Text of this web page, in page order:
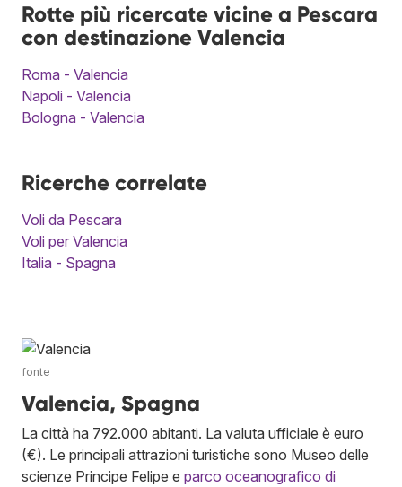
Rotte più ricercate vicine a Pescara
con destinazione Valencia
Roma - Valencia
Napoli - Valencia
Bologna - Valencia
Ricerche correlate
Voli da Pescara
Voli per Valencia
Italia - Spagna
fonte
Valencia, Spagna
La città ha 792.000 abitanti. La valuta ufficiale è euro
(€). Le principali attrazioni turistiche sono Museo delle
scienze Principe Felipe e parco oceanografico di